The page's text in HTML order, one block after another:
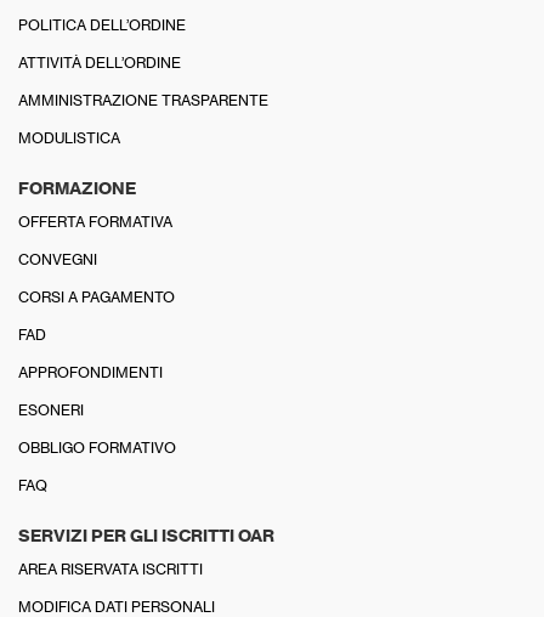
POLITICA DELL’ORDINE
ATTIVITÀ DELL’ORDINE
AMMINISTRAZIONE TRASPARENTE
MODULISTICA
FORMAZIONE
OFFERTA FORMATIVA
CONVEGNI
CORSI A PAGAMENTO
FAD
APPROFONDIMENTI
ESONERI
OBBLIGO FORMATIVO
FAQ
SERVIZI PER GLI ISCRITTI OAR
AREA RISERVATA ISCRITTI
MODIFICA DATI PERSONALI